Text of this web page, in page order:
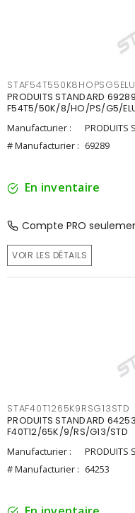
PRODUITS STANDARD
F54T5/50K/8/HO/PS/G5/
Manufacturier :
PRODUITS
# Manufacturier : 69289
En inventaire
Compte PRO
VOIR LES DÉTAILS
STAF40T1265K9RSG13STD
PRODUITS STANDARD
F40T12/65K/9/RS/G13/STD
Manufacturier :
PRODUITS
# Manufacturier : 64253